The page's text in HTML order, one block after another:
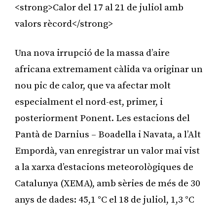
<strong>Calor del 17 al 21 de juliol amb
valors rècord</strong>
Una nova irrupció de la massa d’aire
africana extremament càlida va originar un
nou pic de calor, que va afectar molt
especialment el nord-est, primer, i
posteriorment Ponent. Les estacions del
Pantà de Darnius – Boadella i Navata, a l’Alt
Empordà, van enregistrar un valor mai vist
a la xarxa d’estacions meteorològiques de
Catalunya (XEMA), amb sèries de més de 30
anys de dades: 45,1 °C el 18 de juliol, 1,3 °C